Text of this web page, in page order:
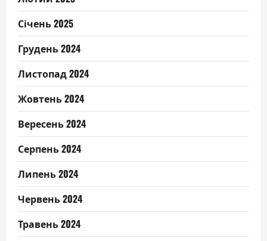
Січень 2025
Грудень 2024
Листопад 2024
Жовтень 2024
Вересень 2024
Серпень 2024
Липень 2024
Червень 2024
Травень 2024